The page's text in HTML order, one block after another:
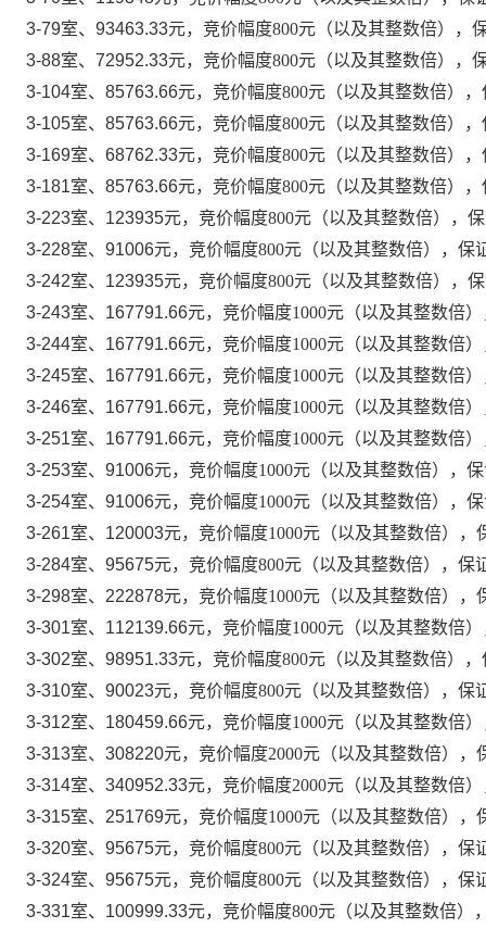
3-79室、93463.33元，竞价幅度800元（以及其整数倍），
3-88室、72952.33元，竞价幅度800元（以及其整数倍），
3-104室、85763.66元，竞价幅度800元（以及其整数倍）
3-105室、85763.66元，竞价幅度800元（以及其整数倍）
3-169室、68762.33元，竞价幅度800元（以及其整数倍）
3-181室、85763.66元，竞价幅度800元（以及其整数倍）
3-223室、123935元，竞价幅度800元（以及其整数倍），
3-228室、91006元，竞价幅度800元（以及其整数倍），保
3-242室、123935元，竞价幅度800元（以及其整数倍），
3-243室、167791.66元，竞价幅度1000元（以及其整数倍
3-244室、167791.66元，竞价幅度1000元（以及其整数倍
3-245室、167791.66元，竞价幅度1000元（以及其整数倍
3-246室、167791.66元，竞价幅度1000元（以及其整数倍
3-251室、167791.66元，竞价幅度1000元（以及其整数倍
3-253室、91006元，竞价幅度1000元（以及其整数倍），
3-254室、91006元，竞价幅度1000元（以及其整数倍），
3-261室、120003元，竞价幅度1000元（以及其整数倍），
3-284室、95675元，竞价幅度800元（以及其整数倍），保
3-298室、222878元，竞价幅度1000元（以及其整数倍），
3-301室、112139.66元，竞价幅度1000元（以及其整数倍
3-302室、98951.33元，竞价幅度800元（以及其整数倍），
3-310室、90023元，竞价幅度800元（以及其整数倍），保
3-312室、180459.66元，竞价幅度1000元（以及其整数倍
3-313室、308220元，竞价幅度2000元（以及其整数倍），
3-314室、340952.33元，竞价幅度2000元（以及其整数倍
3-315室、251769元，竞价幅度1000元（以及其整数倍），
3-320室、95675元，竞价幅度800元（以及其整数倍），保
3-324室、95675元，竞价幅度800元（以及其整数倍），保
3-331室、100999.33元，竞价幅度800元（以及其整数倍）